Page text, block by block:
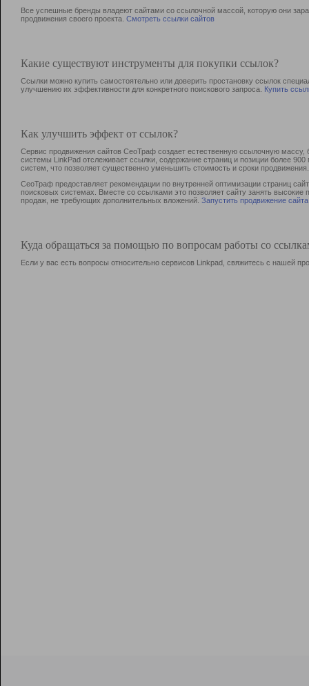
Все успешные бренды владеют сайтами со ссылочной массой, которую они
продвижения своего проекта. Смотреть ссылки сайтов
Какие существуют инструменты для покупки ссылок?
Ссылки можно купить самостоятельно или доверить простановку ссылок
улучшению их эффективности для конкретного поискового запроса. Купить
Как улучшить эффект от ссылок?
Сервис продвижения сайтов СеоТраф создает естественную ссылочную
системы LinkPad отслеживает ссылки, содержание страниц и позиции более
систем, что позволяет существенно уменьшить стоимость и сроки продвижения.
СеоТраф предоставляет рекомендации по внутренней оптимизации страниц
поисковых системах. Вместе со ссылками это позволяет сайту занять
продаж, не требующих дополнительных вложений. Запустить продвижение сайта
Куда обращаться за помощью по вопросам работы со
Если у вас есть вопросы относительно сервисов Linkpad, свяжитесь с нашей